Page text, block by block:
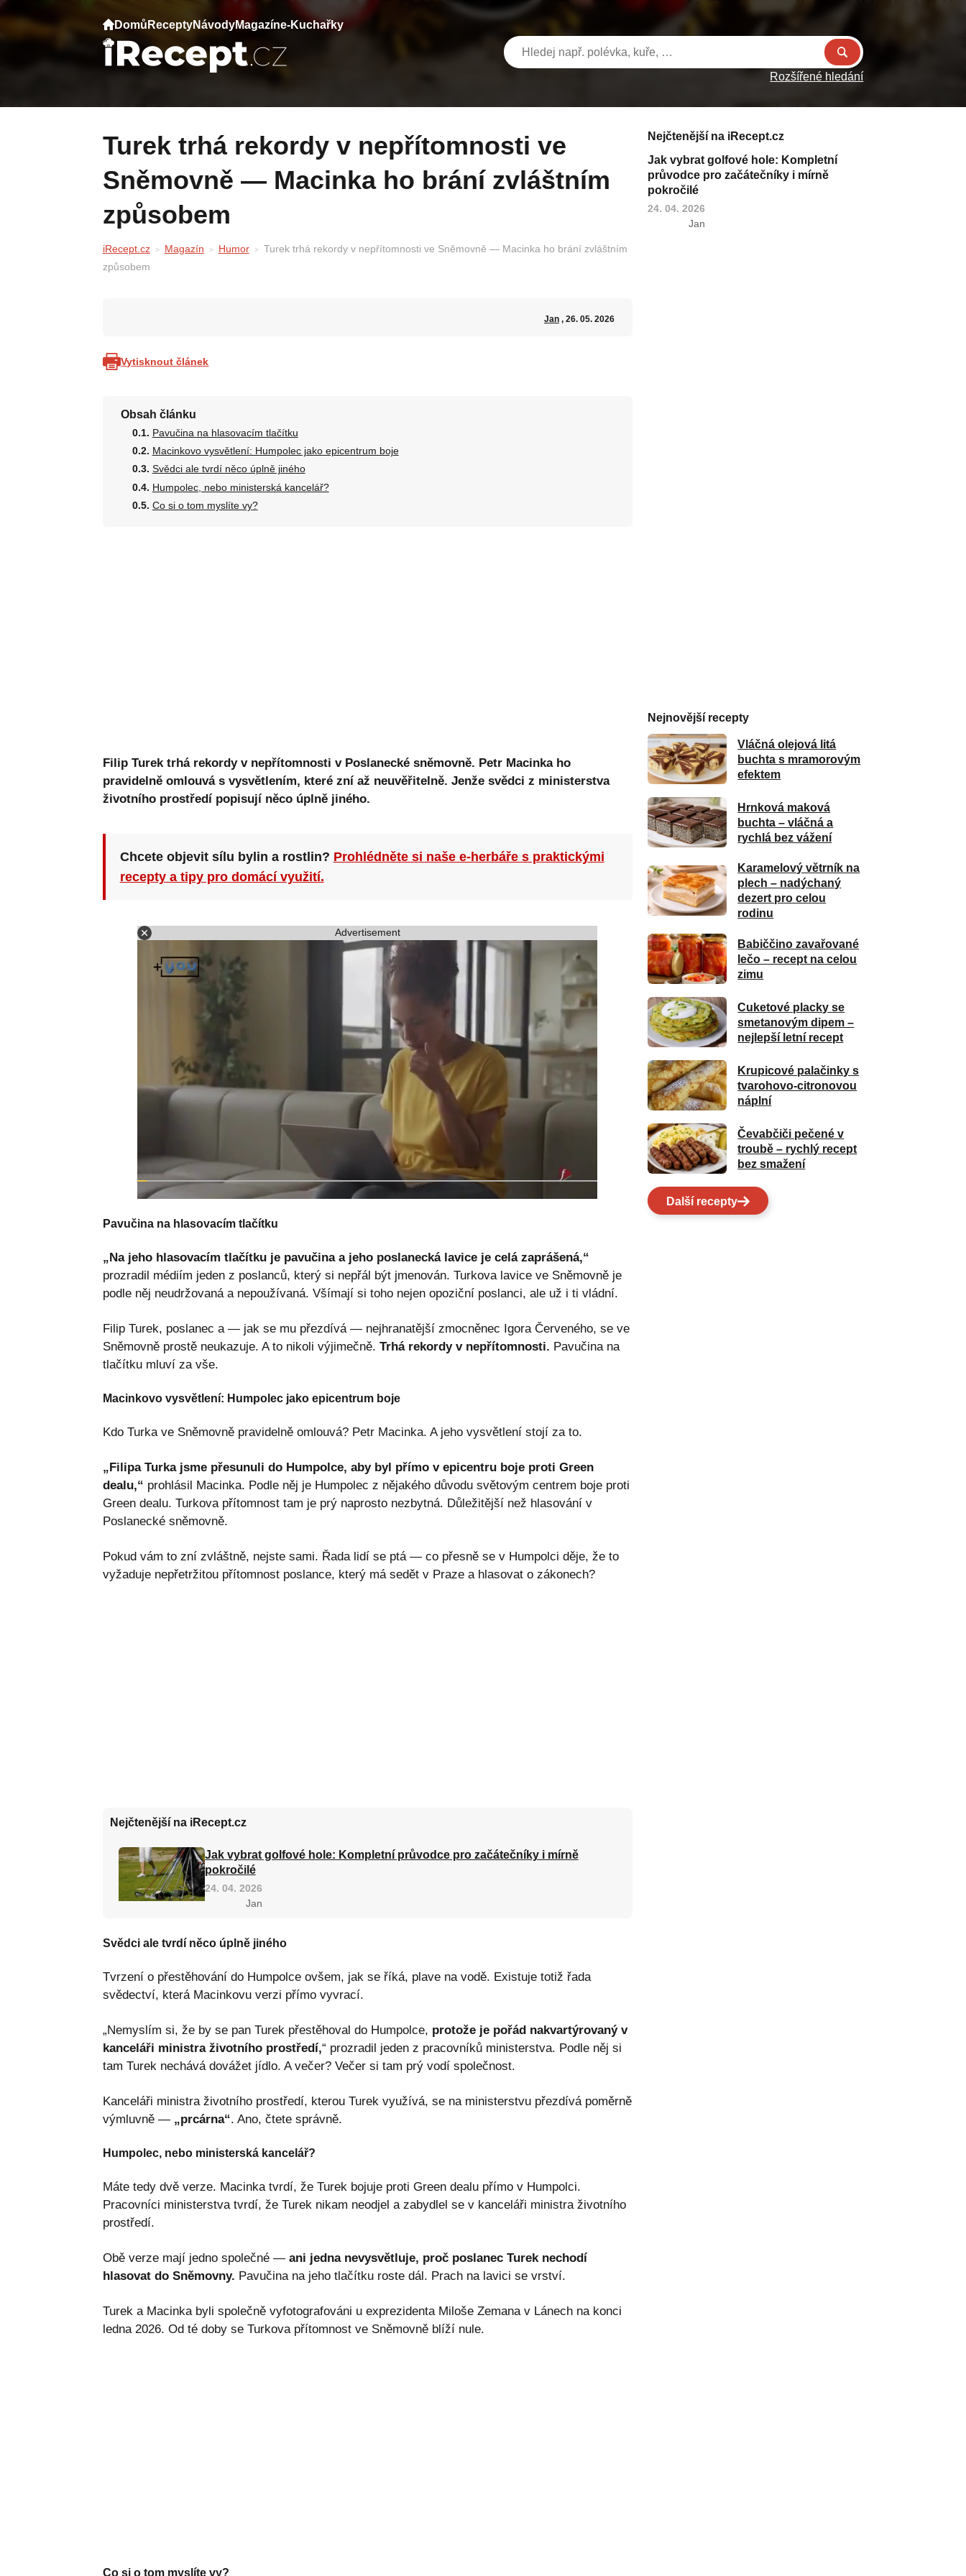
Domů ReceptyNávodyMagazíne-Kuchařky
Rozšířené hledání
Turek trhá rekordy v nepřítomnosti ve
Sněmovně — Macinka ho brání zvláštním
způsobem
iRecept.cz Magazín Humor
Turek trhá rekordy v nepřítomnosti ve Sněmovně — Macinka ho brání zvláštním
způsobem
Jan, 26. 05. 2026
Vytisknout článek
Obsah článku
Pavučina na hlasovacím tlačítku
Macinkovo vysvětlení: Humpolec jako epicentrum boje
Svědci ale tvrdí něco úplně jiného
Humpolec, nebo ministerská kancelář?
Co si o tom myslíte vy?
Filip Turek trhá rekordy v nepřítomnosti v Poslanecké sněmovně. Petr Macinka ho
pravidelně omlouvá s vysvětlením, které zní až neuvěřitelně. Jenže svědci z ministerstva
životního prostředí popisují něco úplně jiného.
Chcete objevit sílu bylin a rostlin? Prohlédněte si naše e-herbáře s praktickými
recepty a tipy pro domácí využití.
Advertisement
Pavučina na hlasovacím tlačítku
„Na jeho hlasovacím tlačítku je pavučina a jeho poslanecká lavice je celá zaprášená,“
prozradil médiím jeden z poslanců, který si nepřál být jmenován. Turkova lavice ve Sněmovně je
podle něj neudržovaná a nepoužívaná. Všímají si toho nejen opoziční poslanci, ale už i ti vládní.
Filip Turek, poslanec a — jak se mu přezdívá — nejhranatější zmocněnec Igora Červeného, se ve
Sněmovně prostě neukazuje. A to nikoli výjimečně. Trhá rekordy v nepřítomnosti. Pavučina na
tlačítku mluví za vše.
Macinkovo vysvětlení: Humpolec jako epicentrum boje
Kdo Turka ve Sněmovně pravidelně omlouvá? Petr Macinka. A jeho vysvětlení stojí za to.
„Filipa Turka jsme přesunuli do Humpolce, aby byl přímo v epicentru boje proti Green
dealu,“ prohlásil Macinka. Podle něj je Humpolec z nějakého důvodu světovým centrem boje proti
Green dealu. Turkova přítomnost tam je prý naprosto nezbytná. Důležitější než hlasování v
Poslanecké sněmovně.
Pokud vám to zní zvláštně, nejste sami. Řada lidí se ptá — co přesně se v Humpolci děje, že to
vyžaduje nepřetržitou přítomnost poslance, který má sedět v Praze a hlasovat o zákonech?
Nejčtenější na iRecept.cz
Jak vybrat golfové hole: Kompletní průvodce pro začátečníky i mírně
pokročilé
24. 04. 2026
Jan
Svědci ale tvrdí něco úplně jiného
Tvrzení o přestěhování do Humpolce ovšem, jak se říká, plave na vodě. Existuje totiž řada
svědectví, která Macinkovu verzi přímo vyvrací.
„Nemyslím si, že by se pan Turek přestěhoval do Humpolce, protože je pořád nakvartýrovaný v
kanceláři ministra životního prostředí,“ prozradil jeden z pracovníků ministerstva. Podle něj si
tam Turek nechává dovážet jídlo. A večer? Večer si tam prý vodí společnost.
Kanceláři ministra životního prostředí, kterou Turek využívá, se na ministerstvu přezdívá poměrně
výmluvně — „prcárna“. Ano, čtete správně.
Humpolec, nebo ministerská kancelář?
Máte tedy dvě verze. Macinka tvrdí, že Turek bojuje proti Green dealu přímo v Humpolci.
Pracovníci ministerstva tvrdí, že Turek nikam neodjel a zabydlel se v kanceláři ministra životního
prostředí.
Obě verze mají jedno společné — ani jedna nevysvětluje, proč poslanec Turek nechodí
hlasovat do Sněmovny. Pavučina na jeho tlačítku roste dál. Prach na lavici se vrství.
Turek a Macinka byli společně vyfotografováni u exprezidenta Miloše Zemana v Lánech na konci
ledna 2026. Od té doby se Turkova přítomnost ve Sněmovně blíží nule.
Co si o tom myslíte vy?
Nejčtenější na iRecept.cz
Jak vybrat golfové hole: Kompletní
průvodce pro začátečníky i mírně
pokročilé
24. 04. 2026
Jan
Nejnovější recepty
Vláčná olejová litá
buchta s mramorovým
efektem
Hrnková maková
buchta – vláčná a
rychlá bez vážení
Karamelový větrník na
plech – nadýchaný
dezert pro celou
rodinu
Babiččino zavařované
lečo – recept na celou
zimu
Cuketové placky se
smetanovým dipem –
nejlepší letní recept
Krupicové palačinky s
tvarohovo-citronovou
náplní
Čevabčiči pečené v
troubě – rychlý recept
bez smažení
Další recepty